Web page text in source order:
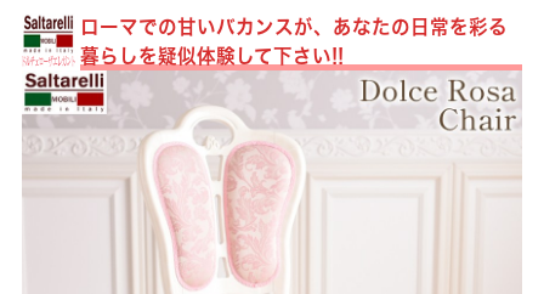
ローマでの甘いバカンスが、あなたの日常を彩る
暮らしを疑似体験して下さい!!